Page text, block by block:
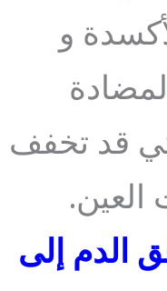
و
قد تخفف
العين.
الدم إلى